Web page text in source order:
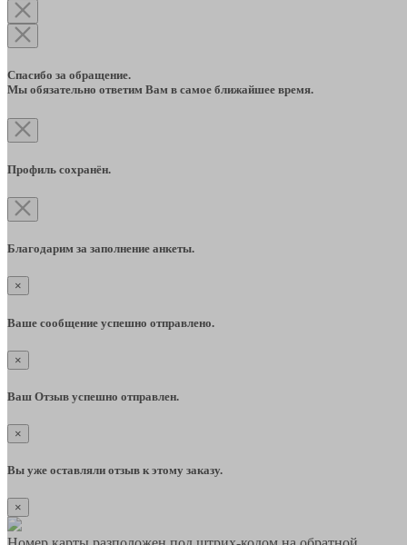
Спасибо за обращение.
Мы обязательно ответим Вам в самое ближайшее время.
Профиль сохранён.
Благодарим за заполнение анкеты.
×
Ваше сообщение успешно отправлено.
×
Ваш Отзыв успешно отправлен.
×
Вы уже оставляли отзыв к этому заказу.
×